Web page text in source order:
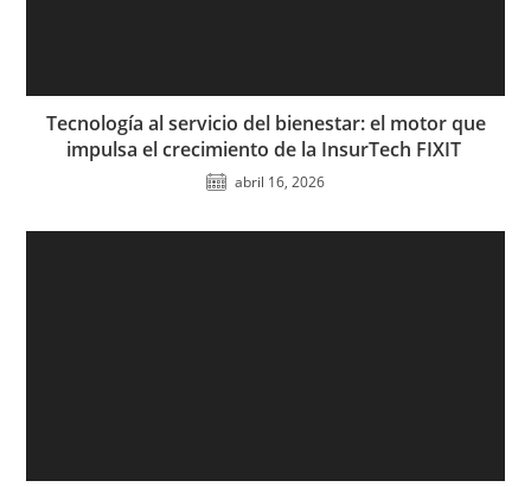
Tecnología al servicio del bienestar: el motor que
impulsa el crecimiento de la InsurTech FIXIT
abril 16, 2026